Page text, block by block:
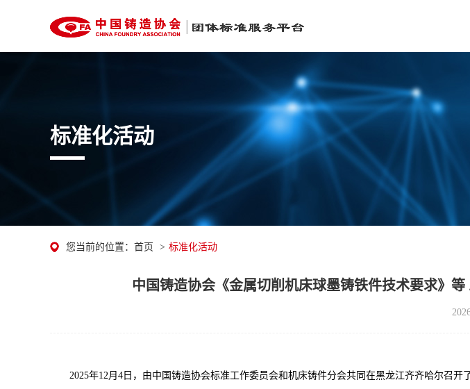
标准化活动
您当前的位置： 首页 > 标准化活动
中国铸造协会《金属切削机床球墨铸铁件技术要求》
2025年12月4日，由中国铸造协会标准工作委员会和机床铸件分会共同在黑龙江齐齐哈尔召开